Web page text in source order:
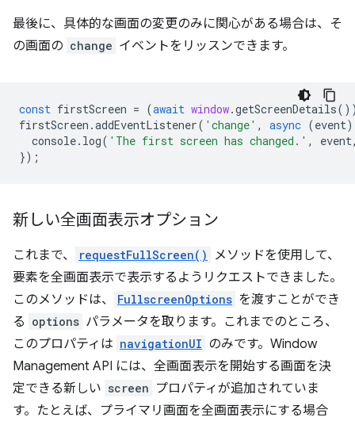
最後に、具体的な画面の変更のみに関心がある場合は、そ
の画面の change イベントをリッスンできます。
const firstScreen = (await window.getScreenDetails
firstScreen .addEventListener( 'change' , async (event)
console. log( 'The first screen has changed.' , event
});
新しい全画面表示オプション
これまで、 requestFullScreen()
メソッドを使用して、
要素を全画面表示で表示するようリクエストできました。
このメソッドは、
FullscreenOptions を渡すことができ
る options パラメータを取ります。これまでのところ、
このプロパティは navigationUI のみです。Window
Management API には、全画面表示を開始する画面を決
定できる新しい screen プロパティが追加されていま
す。たとえば、プライマリ画面を全画面表示にする場合